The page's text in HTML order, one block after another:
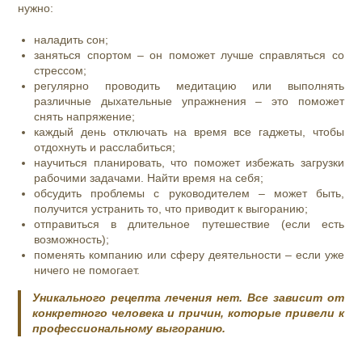
нужно:
наладить сон;
заняться спортом – он поможет лучше справляться со
стрессом;
регулярно проводить медитацию или выполнять
различные дыхательные упражнения – это поможет
снять напряжение;
каждый день отключать на время все гаджеты, чтобы
отдохнуть и расслабиться;
научиться планировать, что поможет избежать загрузки
рабочими задачами. Найти время на себя;
обсудить проблемы с руководителем – может быть,
получится устранить то, что приводит к выгоранию;
отправиться в длительное путешествие (если есть
возможность);
поменять компанию или сферу деятельности – если уже
ничего не помогает.
Уникального рецепта лечения нет. Все зависит от
конкретного человека и причин, которые привели к
профессиональному выгоранию.